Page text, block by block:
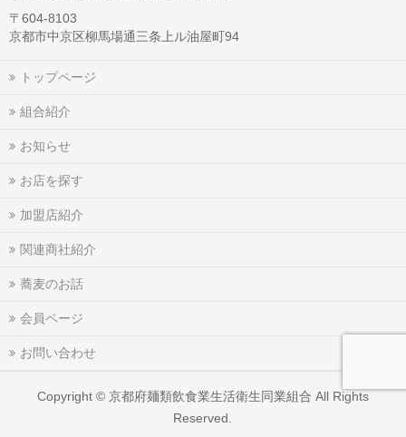
〒604-8103
京都市中京区柳馬場通三条上ル油屋町94
トップページ
組合紹介
お知らせ
お店を探す
加盟店紹介
関連商社紹介
蕎麦のお話
会員ページ
お問い合わせ
Copyright © 京都府麺類飲食業生活衛生同業組合 All Rights
Reserved.